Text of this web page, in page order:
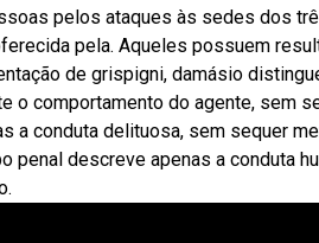
pelos ataques às sedes dos
pela. Aqueles possuem
de grispigni, damásio
o comportamento do agente, sem
a conduta delituosa, sem sequer
penal descreve apenas a conduta